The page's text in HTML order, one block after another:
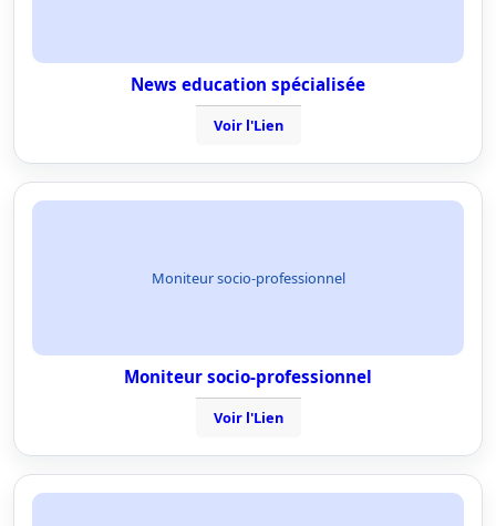
News education spécialisée
Voir l'Lien
Moniteur socio-professionnel
Moniteur socio-professionnel
Voir l'Lien